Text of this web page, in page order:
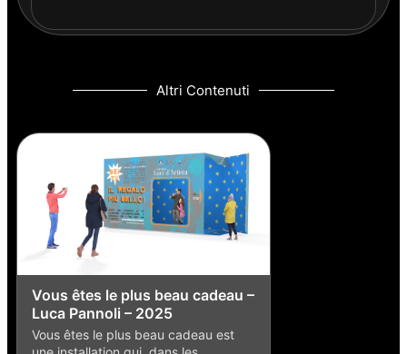
Altri Contenuti
Vous êtes le plus beau cadeau –
Luca Pannoli – 2025
Vous êtes le plus beau cadeau est